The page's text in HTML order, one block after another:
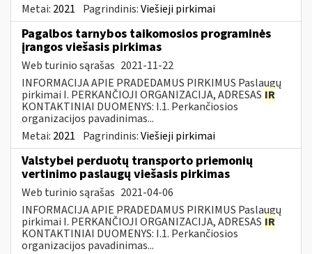
Metai: 2021 Pagrindinis:Viešieji pirkimai
Pagalbos tarnybos taikomosios programinės
įrangos viešasis pirkimas
Web turinio sąrašas 2021-11-22
INFORMACIJA APIE PRADEDAMUS PIRKIMUS Paslaugų
pirkimai I. PERKANČIOJI ORGANIZACIJA, ADRESAS IR
KONTAKTINIAI DUOMENYS: I.1. Perkančiosios
organizacijos pavadinimas...
Metai: 2021 Pagrindinis:Viešieji pirkimai
Valstybei perduotų transporto priemonių
vertinimo paslaugų viešasis pirkimas
Web turinio sąrašas 2021-04-06
INFORMACIJA APIE PRADEDAMUS PIRKIMUS Paslaugų
pirkimai I. PERKANČIOJI ORGANIZACIJA, ADRESAS IR
KONTAKTINIAI DUOMENYS: I.1. Perkančiosios
organizacijos pavadinimas...